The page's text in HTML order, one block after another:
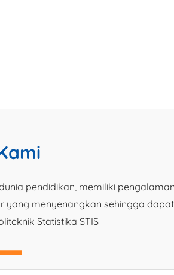
pendidikan, memiliki
menyenangkan sehingga
Statistika STIS